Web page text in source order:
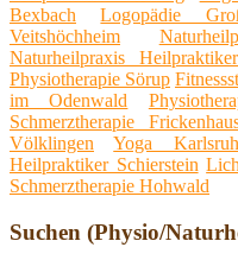
Bexbach
Logopädie
Veitshöchheim
Naturheilpraxis
Physiotherapie Sörup
im Odenwald
Schmerztherapie
Völklingen
Yoga
Heilpraktiker Schierstein
Schmerztherapie Hohwald
Suchen (Physio/